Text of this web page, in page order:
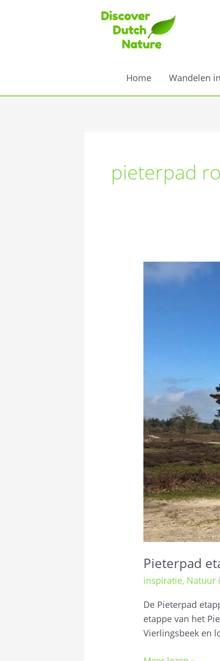
Home Wandelen
pieterpad
Pieterpad
inspiratie, Natuur
De Pieterpad
etappe van het
Vierlingsbeek en
Pieterpad
etappe